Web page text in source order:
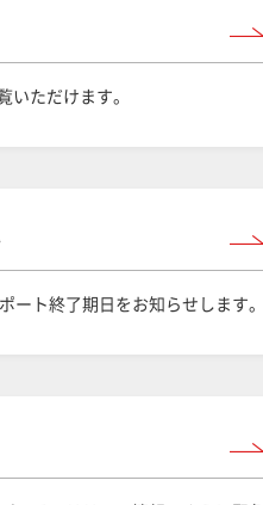
ただけます。
ート終了期日をお知らせします